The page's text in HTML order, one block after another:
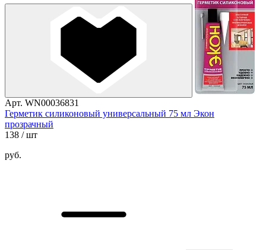
Арт. WN00036831
Герметик силиконовый универсальный 75 мл Экон
прозрачный
138 / шт
руб.